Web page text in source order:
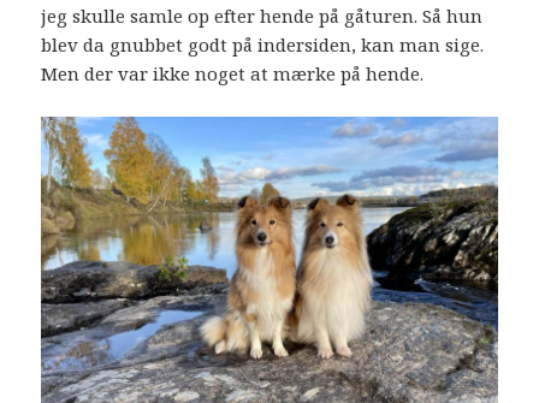
jeg skulle samle op efter hende på gåturen. Så hun
blev da gnubbet godt på indersiden, kan man sige.
Men der var ikke noget at mærke på hende.